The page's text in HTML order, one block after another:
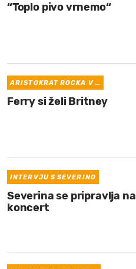
“Toplo pivo vrnemo“
ARISTOKRAT ROCKA V …
Ferry si želi Britney
INTERVJU S SEVERINO
Severina se pripravlja na
koncert